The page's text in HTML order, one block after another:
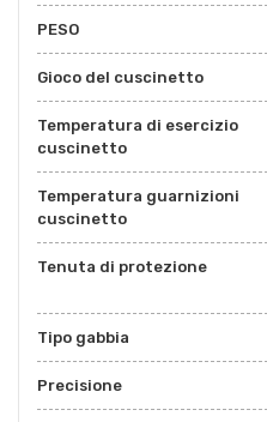
PESO
Gioco del cuscinetto
Temperatura di esercizio
cuscinetto
Temperatura guarnizioni
cuscinetto
Tenuta di protezione
Tipo gabbia
Precisione